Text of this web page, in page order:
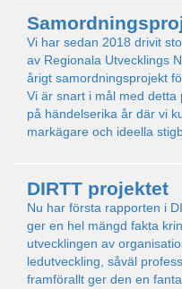
Vi har sedan 2018 drivit
av Regionala Utvecklings
årigt samordningsprojekt
Vi är snart i mål med
på händelserika år där vi
markägare och ideella
DIRTT projektet
Nu har första rapporten i
ger en hel mängd fakta
utvecklingen av
ledutveckling, såväl
framförallt ger den en